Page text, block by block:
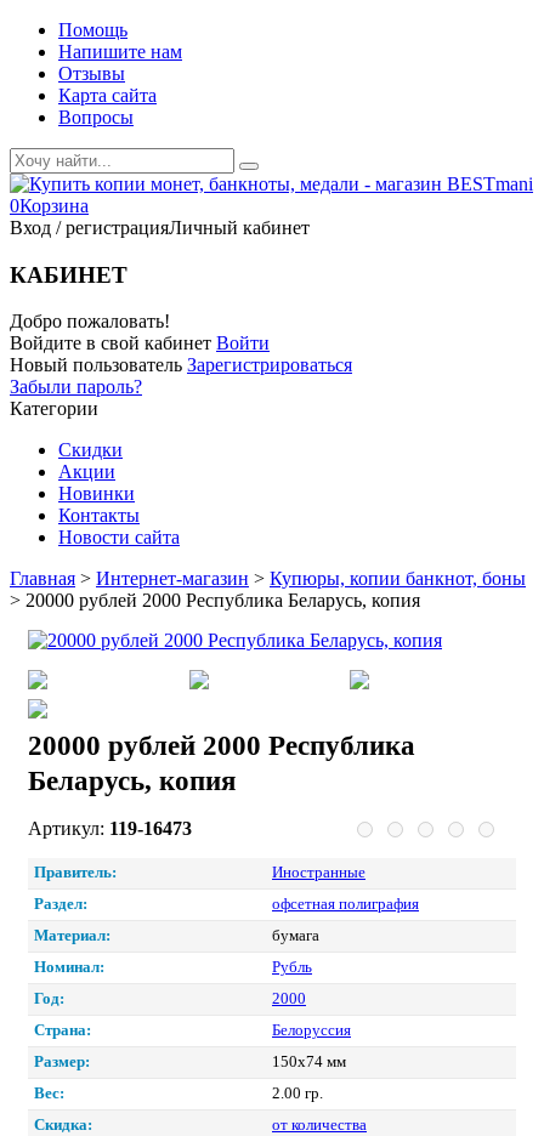
Помощь
Напишите нам
Отзывы
Карта сайта
Вопросы
0Корзина
Вход / регистрацияЛичный кабинет
КАБИНЕТ
Добро пожаловать!
Войдите в свой кабинет Войти
Новый пользователь Зарегистрироваться
Забыли пароль?
Категории
Скидки
Акции
Новинки
Контакты
Новости сайта
Главная > Интернет-магазин > Купюры, копии банкнот, боны
> 20000 рублей 2000 Республика Беларусь, копия
20000 рублей 2000 Республика
Беларусь, копия
Артикул: 119-16473
Правитель:
Иностранные
Раздел:
офсетная полиграфия
Материал:
бумага
Номинал:
Рубль
Год:
2000
Страна:
Белоруссия
Размер:
150х74 мм
Вес:
2.00 гр.
Скидка:
от количества